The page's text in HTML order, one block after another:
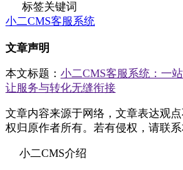
标签关键词
小二CMS客服系统
文章声明
本文标题： 小二CMS客服系统：一
让服务与转化无缝衔接
文章内容来源于网络，文章表达观
权归原作者所有。若有侵权，请联系
小二CMS介绍